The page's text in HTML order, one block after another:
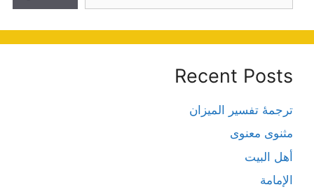
Recent Posts
ترجمۀ تفسیر المیزان
مثنوی معنوی
أهل البيت
الإمامة